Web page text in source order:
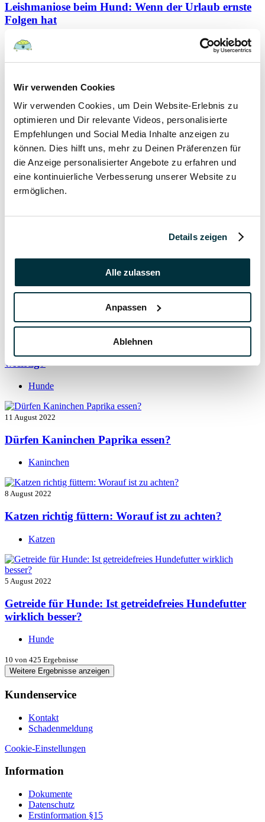
Wir verwenden Cookies
Wir verwenden Cookies, um Dein Website-Erlebnis zu
optimieren und Dir relevante Videos, personalisierte
Empfehlungen und Social Media Inhalte anzeigen zu
können. Dies hilft uns, mehr zu Deinen Präferenzen für
die Anzeige personalisierter Angebote zu erfahren und
eine kontinuierliche Verbesserung unserer Website zu
ermöglichen.
Details zeigen
Alle zulassen
Anpassen
Ablehnen
Leishmaniose beim Hund: Wenn der Urlaub ernste
Folgen hat
Hunde
22 August 2022
Hundefutter und Wasser im Urlaub: Worauf sollte
besonders geachtet werden?
Hunde
17 August 2022
Was dürfen Katzen nicht essen?
Katzen
Vitamin B für den Hund: Für was ist es wichtig?
Hunde
13 August 2022
wichtig?
Hunde
11 August 2022
Dürfen Kaninchen Paprika essen?
Kaninchen
8 August 2022
Katzen richtig füttern: Worauf ist zu achten?
Katzen
5 August 2022
Getreide für Hunde: Ist getreidefreies Hundefutter
wirklich besser?
Hunde
10 von 425 Ergebnisse
Weitere Ergebnisse anzeigen
Kundenservice
Kontakt
Schadenmeldung
Cookie-Einstellungen
Information
Dokumente
Datenschutz
Erstinformation §15